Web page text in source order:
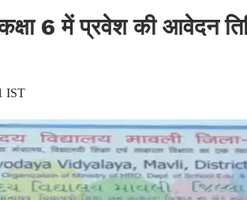
कक्षा 6 में प्रवेश की आवेदन
IST